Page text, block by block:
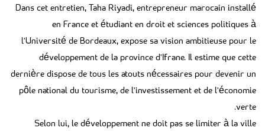
Dans cet entretien, Taha Riyadi, entrepreneur marocain installé
en France et étudiant en droit et sciences politiques à
l'Université de Bordeaux, expose sa vision ambitieuse pour le
développement de la province d'Ifrane. Il estime que cette
dernière dispose de tous les atouts nécessaires pour devenir un
pôle national du tourisme, de l'investissement et de l'économie
verte.
Selon lui, le développement ne doit pas se limiter à la ville